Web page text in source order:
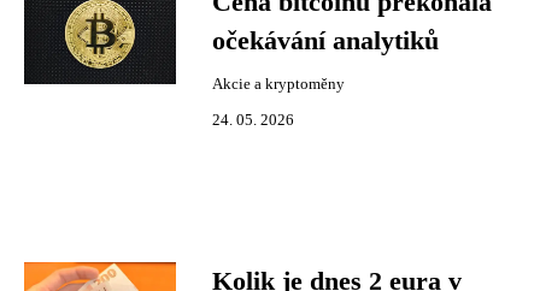
očekávání analytiků
Akcie a kryptoměny
24. 05. 2026
Kolik je dnes 2 eura v